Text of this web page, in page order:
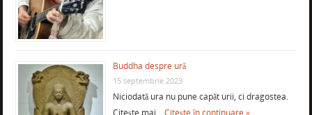
Buddha despre ură
15 septembrie 2023
Niciodată ura nu pune capăt urii, ci dragostea.
Citește mai …Citește în continuare »